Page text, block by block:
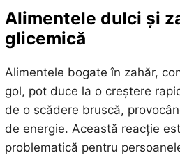
Alimentele dulci și
glicemică
Alimentele bogate în zahăr,
gol, pot duce la o creștere
de o scădere bruscă,
de energie. Această reacție
problematică pentru